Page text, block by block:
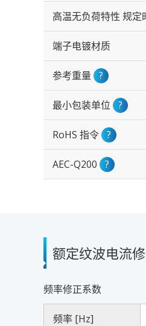
高温无负荷特性 规
端子电镀材质
参考重量 ?
最小包装单位 ?
RoHS 指令 ?
AEC-Q200 ?
额定纹波电流
频率修正系数
频率 [Hz]